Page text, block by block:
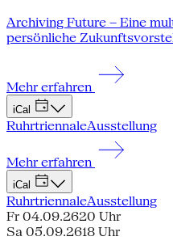
Archiving Future – Eine
persönliche
Mehr erfahren
iCal
RuhrtriennaleAusstellung
Mehr erfahren
iCal
RuhrtriennaleAusstellung
Fr 04.09.2620 Uhr
Sa 05.09.2618 Uhr